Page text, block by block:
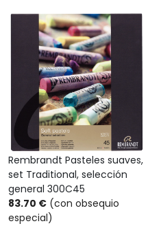
Rembrandt Pasteles suaves,
set Traditional, selección
general 300C45
83.70 € (con obsequio
especial)